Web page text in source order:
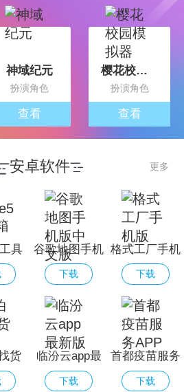
神域纪元
扮演角色
查看
樱花校园模拟器
扮演角色
查看
安卓软件 更多
具
谷歌地图手机
版中文版
下载
格式工厂手机
版
下载
货
临汾云app最
新版
下载
首都疫苗服务
APP
下载